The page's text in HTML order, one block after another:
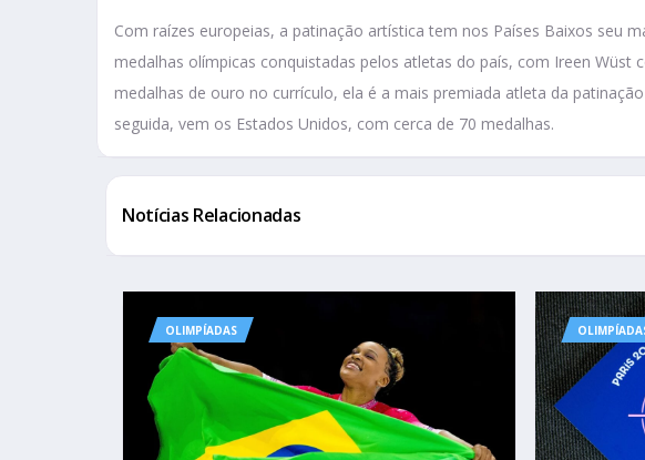
Com raízes europeias, a patinação artística tem nos Países Baixos seu
medalhas olímpicas conquistadas pelos atletas do país, com Ireen Wüst
medalhas de ouro no currículo, ela é a mais premiada atleta da
seguida, vem os Estados Unidos, com cerca de 70 medalhas.
Notícias Relacionadas
OLIMPÍADAS